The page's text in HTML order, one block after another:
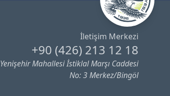
İletişim Merkezi
+90 (426) 213 12 18
Yenişehir Mahallesi İstiklal Marşı Caddesi
No: 3 Merkez/Bingöl